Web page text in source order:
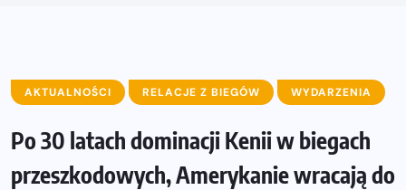
AKTUALNOŚCI RELACJE Z BIEGÓW WYDARZENIA
Po 30 latach dominacji Kenii w biegach
przeszkodowych, Amerykanie wracają do